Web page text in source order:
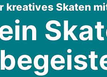
kreatives Skaten